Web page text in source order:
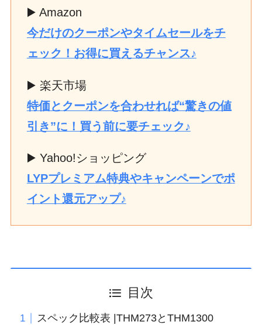
▶️ Amazon
今だけのクーポンやタイムセールをチ
ェック！お得に買えるチャンス♪
▶️ 楽天市場
特価とクーポンを合わせれば“驚きの値
引き”に！買う前に要チェック♪
▶️ Yahoo!ショッピング
LYPプレミアム特典やキャンペーンでポ
イント還元アップ♪
目次
スペック比較表 |THM273とTHM1300